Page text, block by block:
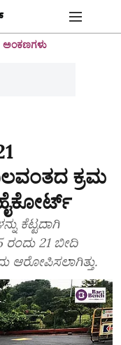
ಅಂಕಣಗಳು
ಕ್ರಮ
ಕೆಟ್ಟದಾಗಿ
ರಂದು 21 ಬೀದಿ
ಆರೋಪಿಸಲಾಗಿತ್ತು.